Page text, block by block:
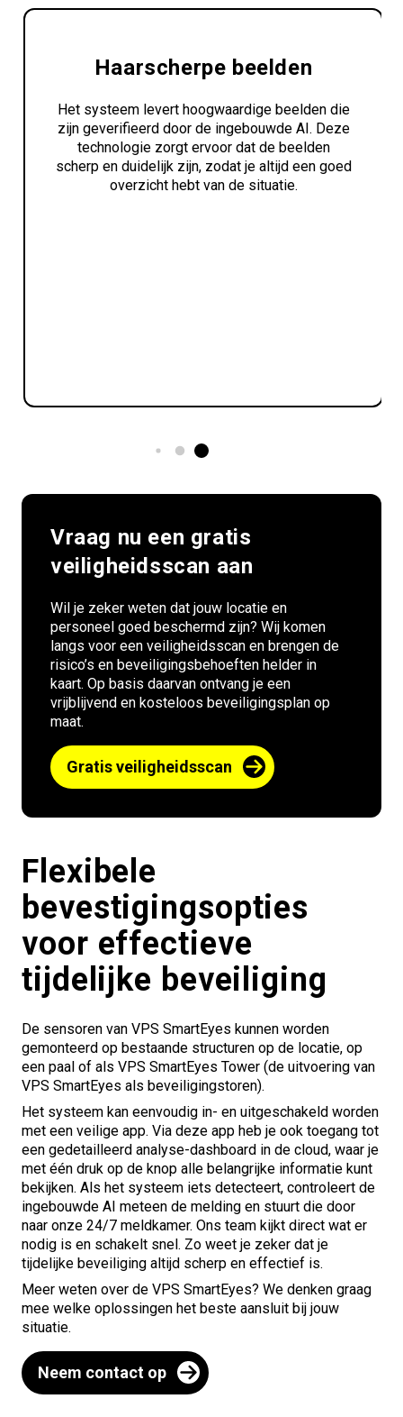
Haarscherpe beelden
Het systeem levert hoogwaardige beelden die
zijn geverifieerd door de ingebouwde AI. Deze
technologie zorgt ervoor dat de beelden
scherp en duidelijk zijn, zodat je altijd een goed
overzicht hebt van de situatie.
Vraag nu een gratis
veiligheidsscan aan
Wil je zeker weten dat jouw locatie en
personeel goed beschermd zijn? Wij komen
langs voor een veiligheidsscan en brengen de
risico’s en beveiligingsbehoeften helder in
kaart. Op basis daarvan ontvang je een
vrijblijvend en kosteloos beveiligingsplan op
maat.
Gratis veiligheidsscan
Flexibele
bevestigingsopties
voor effectieve
tijdelijke beveiliging
De sensoren van VPS SmartEyes kunnen worden
gemonteerd op bestaande structuren op de locatie, op
een paal of als VPS SmartEyes Tower (de uitvoering van
VPS SmartEyes als beveiligingstoren).
Het systeem kan eenvoudig in- en uitgeschakeld worden
met een veilige app. Via deze app heb je ook toegang tot
een gedetailleerd analyse-dashboard in de cloud, waar je
met één druk op de knop alle belangrijke informatie kunt
bekijken. Als het systeem iets detecteert, controleert de
ingebouwde AI meteen de melding en stuurt die door
naar onze 24/7 meldkamer. Ons team kijkt direct wat er
nodig is en schakelt snel. Zo weet je zeker dat je
tijdelijke beveiliging altijd scherp en effectief is.
Meer weten over de VPS SmartEyes? We denken graag
mee welke oplossingen het beste aansluit bij jouw
situatie.
Neem contact op